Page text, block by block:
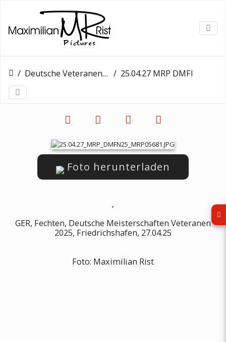
Deutsche Veteranen Meisterschaft - Tag 2 25.04.27 MRP DMFN25 MRP05681
Foto herunterladen
,
GER, Fechten, Deutsche Meisterschaften Veteranen
2025, Friedrichshafen, 27.04.25
Foto: Maximilian Rist